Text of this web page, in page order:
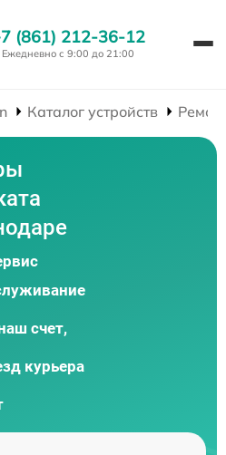
(861) 212-36-12
Ежедневно с 9:00 до 21:00
Каталог устройств
счет,
курьера